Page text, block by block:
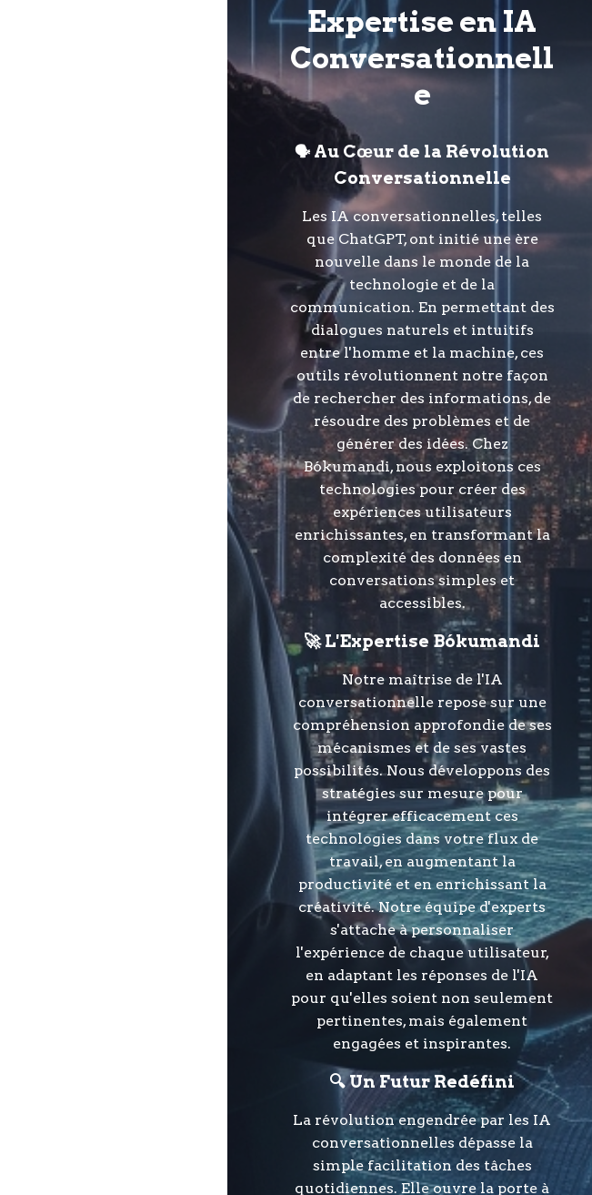
Expertise en IA
Conversationnell
e
🗣️ Au Cœur de la Révolution
Conversationnelle
Les IA conversationnelles, telles
que ChatGPT, ont initié une ère
nouvelle dans le monde de la
technologie et de la
communication. En permettant des
dialogues naturels et intuitifs
entre l'homme et la machine, ces
outils révolutionnent notre façon
de rechercher des informations, de
résoudre des problèmes et de
générer des idées. Chez
Bókumandi, nous exploitons ces
technologies pour créer des
expériences utilisateurs
enrichissantes, en transformant la
complexité des données en
conversations simples et
accessibles.
🚀 L'Expertise Bókumandi
Notre maîtrise de l'IA
conversationnelle repose sur une
compréhension approfondie de ses
mécanismes et de ses vastes
possibilités. Nous développons des
stratégies sur mesure pour
intégrer efficacement ces
technologies dans votre flux de
travail, en augmentant la
productivité et en enrichissant la
créativité. Notre équipe d'experts
s'attache à personnaliser
l'expérience de chaque utilisateur,
en adaptant les réponses de l'IA
pour qu'elles soient non seulement
pertinentes, mais également
engagées et inspirantes.
🔍 Un Futur Redéfini
La révolution engendrée par les IA
conversationnelles dépasse la
simple facilitation des tâches
quotidiennes. Elle ouvre la porte à